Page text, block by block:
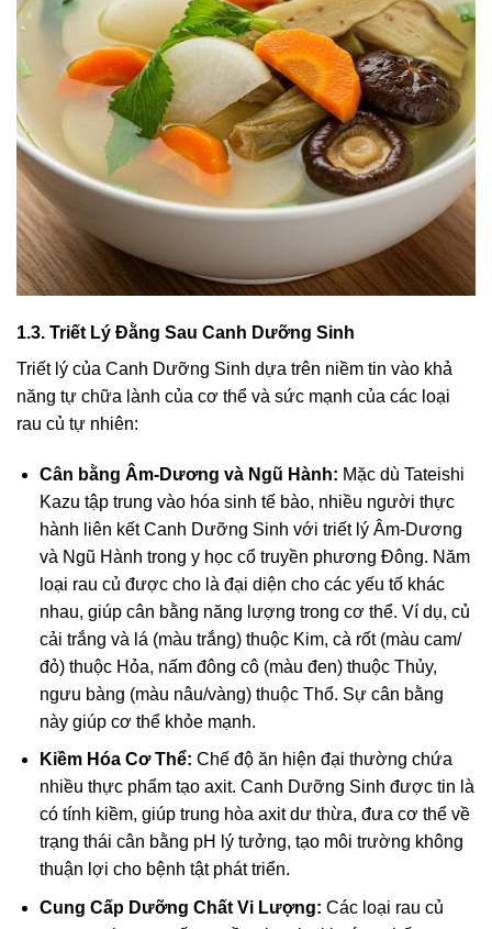
1.3. Triết Lý Đằng Sau Canh Dưỡng Sinh
Triết lý của Canh Dưỡng Sinh dựa trên niềm tin vào khả
năng tự chữa lành của cơ thể và sức mạnh của các loại
rau củ tự nhiên:
Cân bằng Âm-Dương và Ngũ Hành: Mặc dù Tateishi
Kazu tập trung vào hóa sinh tế bào, nhiều người thực
hành liên kết Canh Dưỡng Sinh với triết lý Âm-Dương
và Ngũ Hành trong y học cổ truyền phương Đông. Năm
loại rau củ được cho là đại diện cho các yếu tố khác
nhau, giúp cân bằng năng lượng trong cơ thể. Ví dụ, củ
cải trắng và lá (màu trắng) thuộc Kim, cà rốt (màu cam/
đỏ) thuộc Hỏa, nấm đông cô (màu đen) thuộc Thủy,
ngưu bàng (màu nâu/vàng) thuộc Thổ. Sự cân bằng
này giúp cơ thể khỏe mạnh.
Kiềm Hóa Cơ Thể: Chế độ ăn hiện đại thường chứa
nhiều thực phẩm tạo axit. Canh Dưỡng Sinh được tin là
có tính kiềm, giúp trung hòa axit dư thừa, đưa cơ thể về
trạng thái cân bằng pH lý tưởng, tạo môi trường không
thuận lợi cho bệnh tật phát triển.
Cung Cấp Dưỡng Chất Vi Lượng: Các loại rau củ